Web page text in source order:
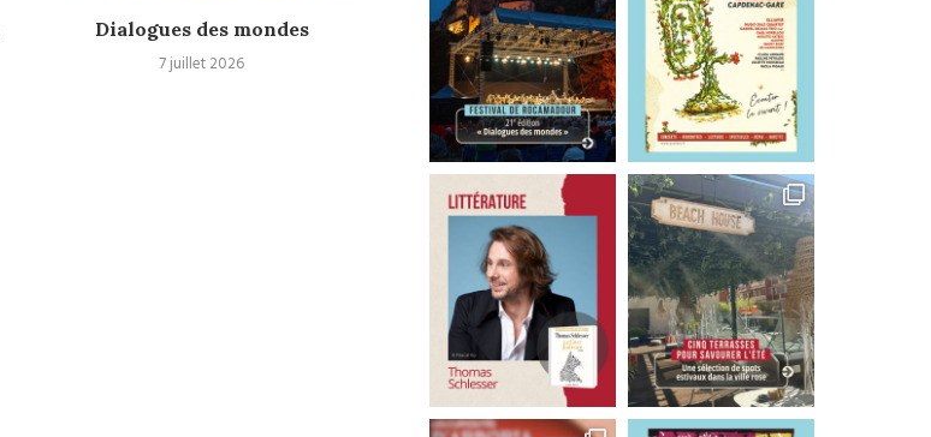
Dialogues des mondes
7 juillet 2026
Michel Plasson retrouve
Toulouse pour un concert
exceptionnel
5 juillet 2026
Le retour triomphal
Michel Plasson à
5 juillet 2026